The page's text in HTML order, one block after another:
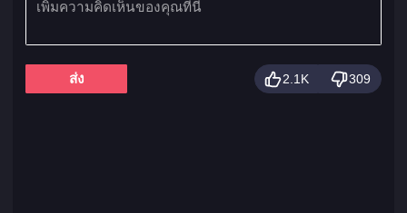
ส่ง 2.1K 309